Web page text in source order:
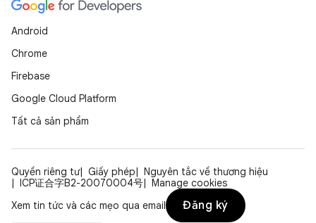
Android
Chrome
Firebase
Google Cloud Platform
Tất cả sản phẩm
Quyền riêng tư Giấy phép
Nguyên tắc về thương hiệu
ICP证合字B2-20070004号
Manage cookies
Xem tin tức và các mẹo qua email
Đăng ký